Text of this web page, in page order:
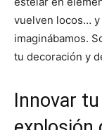
vuelven locos… y
imaginábamos.
tu decoración y
Innovar